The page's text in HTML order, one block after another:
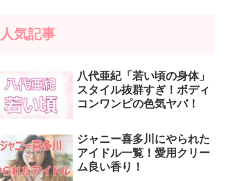
人気記事
八代亜紀「若い頃の身体」
スタイル抜群すぎ！ボディ
コンワンピの色気ヤバ！
ジャニー喜多川にやられた
アイドル一覧！愛用クリー
ム良い香り！